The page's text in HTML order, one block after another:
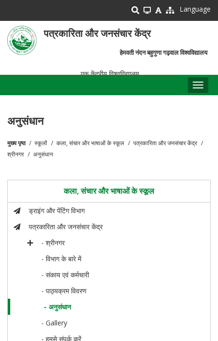
main
content
Language
पत्रकारिता और जनसंचार केंद्र
हेमवती नंदन बहुगुणा गढ़वाल विश्वविद्यालय
एक केंद्रीय विश्वविद्यालय
अनुसंधान
पग
मुख्य पृष्ठ स्कूलों कला, संचार और भाषाओं के स्कूल
पत्रकारिता और जनसंचार केंद्र
श्रीनगर
अनुसंधान
कला, संचार और भाषाओं के स्कूल
ड्राइंग और पेंटिंग विभाग
पत्रकारिता और जनसंचार केंद्र
- श्रीनगर
- विभाग के बारे में
- संकाय एवं कर्मचारी
- पाठ्यक्रम विवरण
- अनुसंधान
- Gallery
- हमसे संपर्क करें